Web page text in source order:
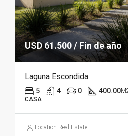
USD 61.500 / Fin de año
Laguna Escondida
5 4 0 400.00
CASA
Location Real Estate